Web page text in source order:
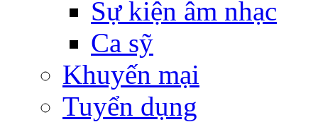
Sự kiện âm nhạc
Ca sỹ
Khuyến mại
Tuyển dụng